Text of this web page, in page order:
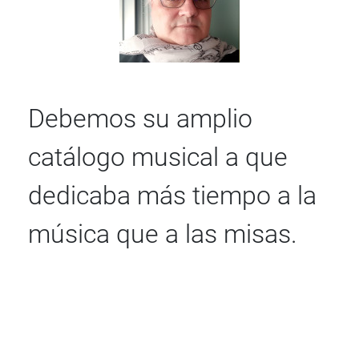
Debemos su amplio
catálogo musical a que
dedicaba más tiempo a la
música que a las misas.